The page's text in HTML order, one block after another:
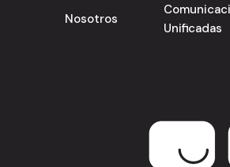
Nosotros
Unificadas